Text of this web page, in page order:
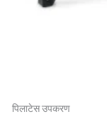
पिलाटेस उपकरण